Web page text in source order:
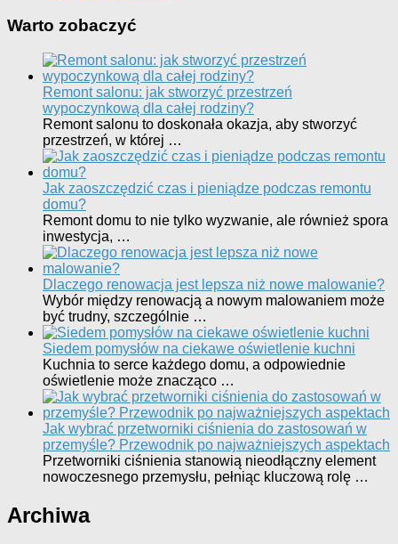
Warto zobaczyć
Remont salonu: jak stworzyć przestrzeń
wypoczynkową dla całej rodziny?
Remont salonu to doskonała okazja, aby stworzyć
przestrzeń, w której …
Jak zaoszczędzić czas i pieniądze podczas remontu
domu?
Remont domu to nie tylko wyzwanie, ale również spora
inwestycja, …
Dlaczego renowacja jest lepsza niż nowe malowanie?
Wybór między renowacją a nowym malowaniem może
być trudny, szczególnie …
Siedem pomysłów na ciekawe oświetlenie kuchni
Kuchnia to serce każdego domu, a odpowiednie
oświetlenie może znacząco …
Jak wybrać przetworniki ciśnienia do zastosowań w
przemyśle? Przewodnik po najważniejszych aspektach
Przetworniki ciśnienia stanowią nieodłączny element
nowoczesnego przemysłu, pełniąc kluczową rolę …
Archiwa